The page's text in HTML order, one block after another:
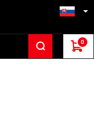
0